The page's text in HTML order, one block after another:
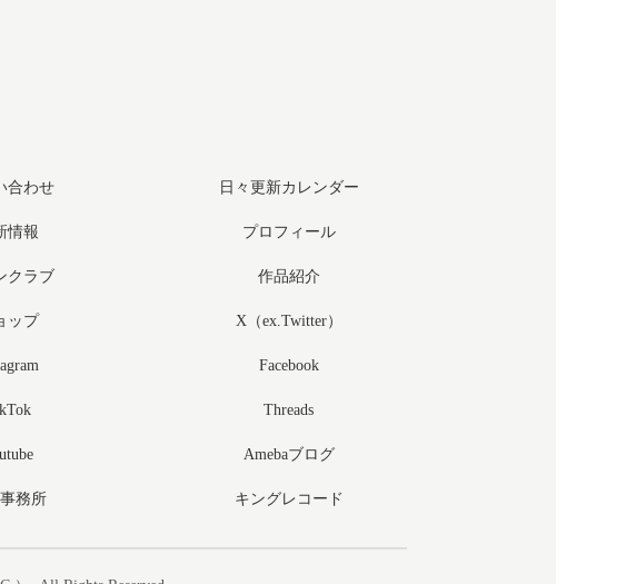
合わせ 日々更新カレンダー
情報 プロフィール
クラブ 作品紹介
ップ X（ex.Twitter）
Facebook
Threads
Amebaブログ
務所 キングレコード